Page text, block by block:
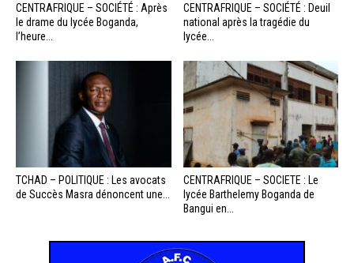
CENTRAFRIQUE – SOCIÉTÉ : Après
le drame du lycée Boganda,
l’heure...
CENTRAFRIQUE – SOCIÉTÉ : Deuil
national après la tragédie du
lycée...
TCHAD – POLITIQUE : Les avocats
de Succès Masra dénoncent une...
CENTRAFRIQUE – SOCIETE : Le
lycée Barthelemy Boganda de
Bangui en...